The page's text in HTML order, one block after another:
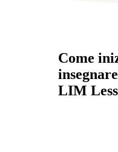
Come
LIM